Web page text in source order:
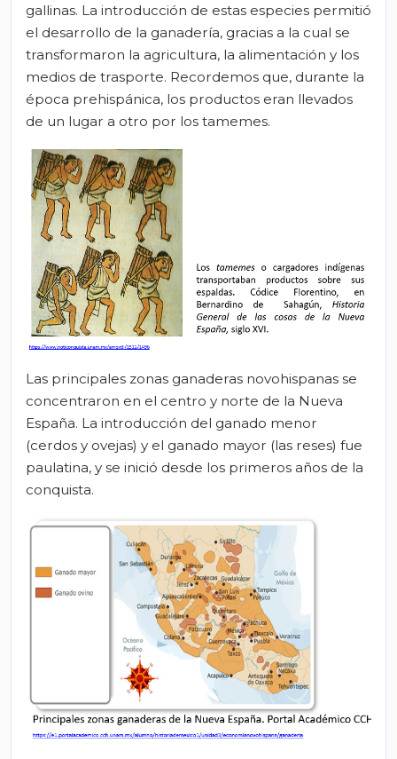
gallinas. La introducción de estas especies permitió
el desarrollo de la ganadería, gracias a la cual se
transformaron la agricultura, la alimentación y los
medios de trasporte. Recordemos que, durante la
época prehispánica, los productos eran llevados
de un lugar a otro por los tamemes.
Las principales zonas ganaderas novohispanas se
concentraron en el centro y norte de la Nueva
España. La introducción del ganado menor
(cerdos y ovejas) y el ganado mayor (las reses) fue
paulatina, y se inició desde los primeros años de la
conquista.